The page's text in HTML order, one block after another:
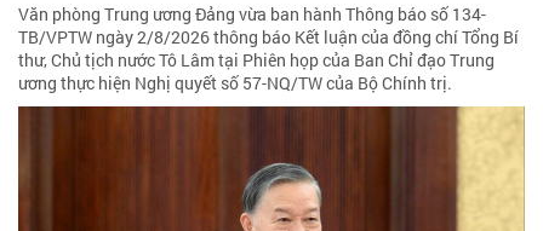
Văn phòng Trung ương Đảng vừa ban hành Thông báo số 134-
TB/VPTW ngày 2/8/2026 thông báo Kết luận của đồng chí Tổng Bí
thư, Chủ tịch nước Tô Lâm tại Phiên họp của Ban Chỉ đạo Trung
ương thực hiện Nghị quyết số 57-NQ/TW của Bộ Chính trị.